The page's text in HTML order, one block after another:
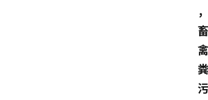
，
畜
禽
粪
污